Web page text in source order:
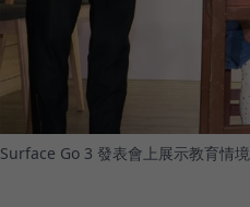
Surface Go 3 發表會上展示教育情境